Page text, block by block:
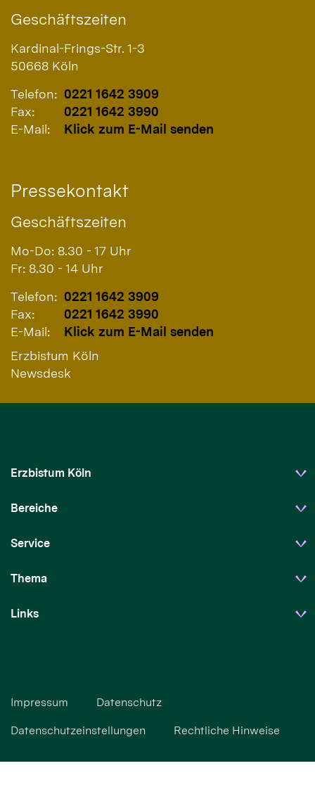
Geschäftszeiten
Kardinal-Frings-Str. 1-3
50668 Köln
Telefon: 0221 1642 3909
Fax:
0221 1642 3990
E-Mail:
Klick zum E-Mail senden
Pressekontakt
Geschäftszeiten
Mo-Do: 8.30 - 17 Uhr
Fr: 8.30 - 14 Uhr
Telefon: 0221 1642 3909
Fax:
0221 1642 3990
E-Mail:
Klick zum E-Mail senden
Erzbistum Köln
Newsdesk
Erzbistum Köln
Bereiche
Service
Thema
Links
Impressum Datenschutz
Datenschutzeinstellungen Rechtliche Hinweise